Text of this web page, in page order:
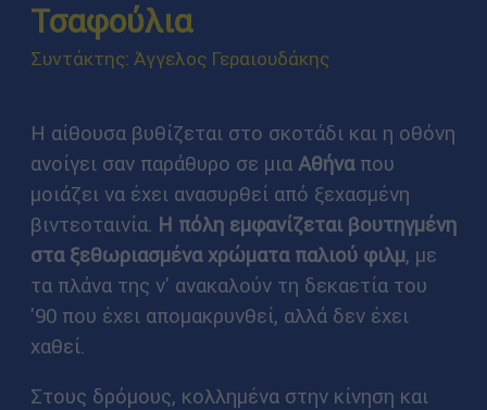
Τσαφούλια
Συντάκτης: Άγγελος Γεραιουδάκης
Η αίθουσα βυθίζεται στο σκοτάδι και η οθόνη
ανοίγει σαν παράθυρο σε μια Αθήναπου
μοιάζει να έχει ανασυρθεί από ξεχασμένη
βιντεοταινία. Η πόλη εμφανίζεται βουτηγμένη
στα ξεθωριασμένα χρώματα παλιού φιλμ, με
τα πλάνα της ν' ανακαλούν τη δεκαετία του
'90 που έχει απομακρυνθεί, αλλά δεν έχει
χαθεί.
Στους δρόμους, κολλημένα στην κίνηση και